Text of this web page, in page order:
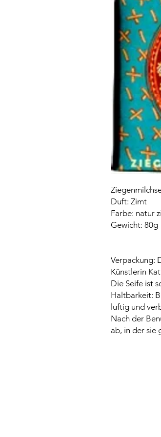
Duft: Zimt
Farbe: natur
Gewicht: 80g
Verpackung:
Künstlerin
Die Seife ist
Haltbarkeit:
luftig und
Nach der
ab, in der sie